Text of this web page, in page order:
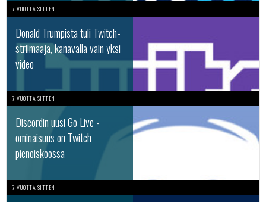
7 VUOTTA SITTEN
Donald Trumpista tuli Twitch-
striimaaja, kanavalla vain yksi
video
7 VUOTTA SITTEN
Discordin uusi Go Live -
ominaisuus on Twitch
pienoiskoossa
7 VUOTTA SITTEN